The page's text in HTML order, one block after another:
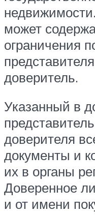
может
ограничения
доверитель.
Указанный в
доверителя
документы и
их в органы
Доверенное
и от имени